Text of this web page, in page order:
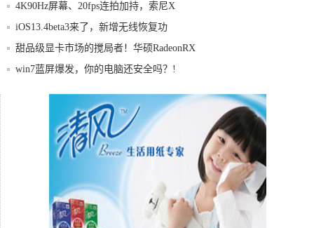
4K90Hz屏幕、20fps连拍加持，索尼X
iOS13.4beta3来了，新增无线恢复功
甜品级显卡市场的搅局者！华硕RadeonRX
win7蓝屏爆发，你的电脑还安全吗？!
5G、Wi-Fi 6+合体！华为超强路由器5